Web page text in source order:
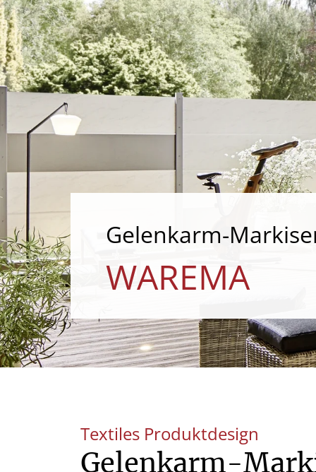
Gelenkarm-
WAREMA
Textiles Produktdesign
Gelenkarm-